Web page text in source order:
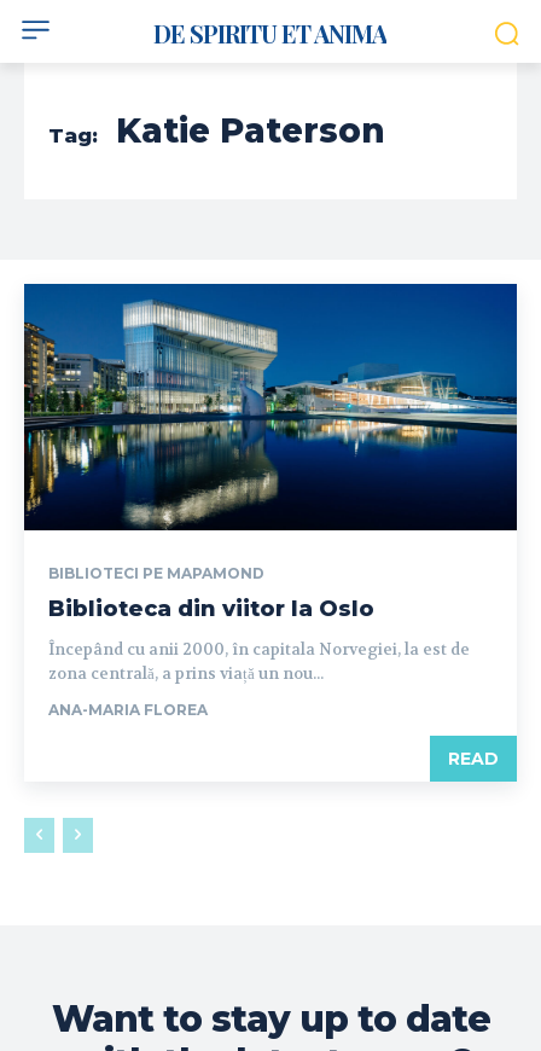
DE SPIRITU ET ANIMA
Tag: Katie Paterson
BIBLIOTECI PE MAPAMOND
Biblioteca din viitor la Oslo
Începând cu anii 2000, în capitala Norvegiei, la est de
zona centrală, a prins viață un nou...
ANA-MARIA FLOREA
READ
Want to stay up to date